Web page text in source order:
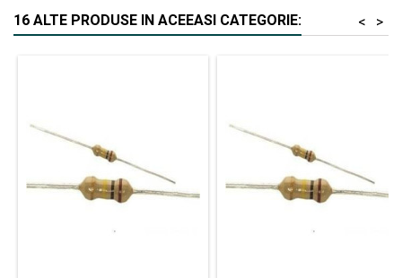
16 ALTE PRODUSE IN ACEEASI CATEGORIE: >
<